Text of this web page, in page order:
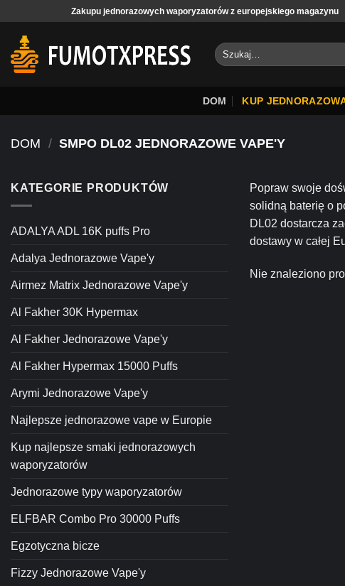
zawartość
Zakupu jednorazowych waporyzatorów z europejskiego magazynu
Szukaj:
DOM KUP
DOM / SMPO DL02 JEDNORAZOWE VAPE'Y
KATEGORIE PRODUKTÓW
ADALYA ADL 16K puffs Pro
Adalya Jednorazowe Vape'y
Airmez Matrix Jednorazowe Vape'y
Al Fakher 30K Hypermax
Al Fakher Jednorazowe Vape'y
Al Fakher Hypermax 15000 Puffs
Arymi Jednorazowe Vape'y
Najlepsze jednorazowe vape w Europie
Kup najlepsze smaki jednorazowych
waporyzatorów
Jednorazowe typy waporyzatorów
ELFBAR Combo Pro 30000 Puffs
Egzotyczna bicze
Fizzy Jednorazowe Vape'y
Popraw swoje
solidną baterię o
DL02 dostarcza
dostawy w całej
Nie znaleziono